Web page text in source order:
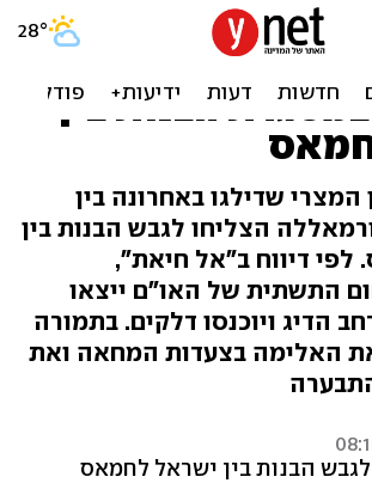
בסגר בתמורה
ובלוני
הבנות בין
המצרי שדילגו באחרונה בין
הצליחו לגבש הבנות בין
דיווח ב"אל חיאת",
התשתית של האו"ם ייצאו
הדיג ויוכנסו דלקים. בתמורה
האלימה בצעדות המחאה ואת
הבנות בין ישראל לחמאס